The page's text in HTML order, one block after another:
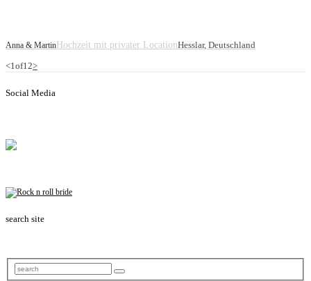
Anna & Martin Hochzeit mit privater LocationHesslar, Deutschland
<1of12>
Social Media
search site